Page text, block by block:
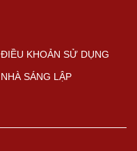
ĐIỀU KHOẢN SỬ DỤNG
NHÀ SÁNG LẬP